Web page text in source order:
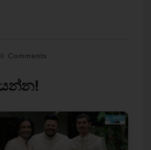
0 Comments